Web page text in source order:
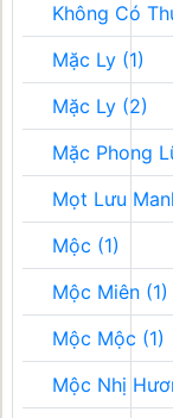
Không Có
Mặc Ly (1)
Mặc Ly (2)
Mặc Phong
Mọt Lưu
Mộc (1)
Mộc Miên (1)
Mộc Mộc (1)
Mộc Nhị